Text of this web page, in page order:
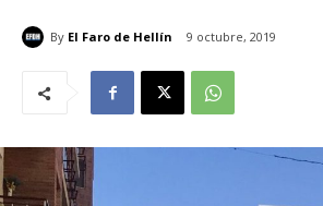
By El Faro de Hellín 9 octubre, 2019